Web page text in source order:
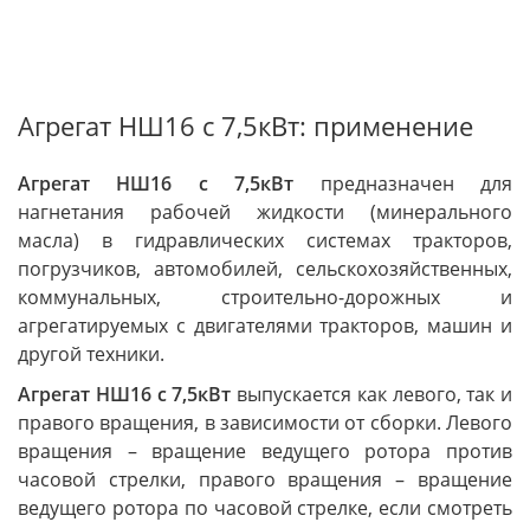
Агрегат НШ16 с 7,5кВт: применение
Агрегат НШ16 с 7,5кВт предназначен для
нагнетания рабочей жидкости (минерального
масла) в гидравлических системах тракторов,
погрузчиков, автомобилей, сельскохозяйственных,
коммунальных, строительно-дорожных и
агрегатируемых с двигателями тракторов, машин и
другой техники.
Агрегат НШ16 с 7,5кВт выпускается как левого, так и
правого вращения, в зависимости от сборки. Левого
вращения – вращение ведущего ротора против
часовой стрелки, правого вращения – вращение
ведущего ротора по часовой стрелке, если смотреть